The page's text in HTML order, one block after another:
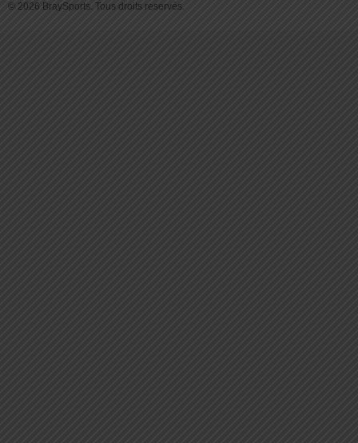
© 2026 BraySports. Tous droits reservés.